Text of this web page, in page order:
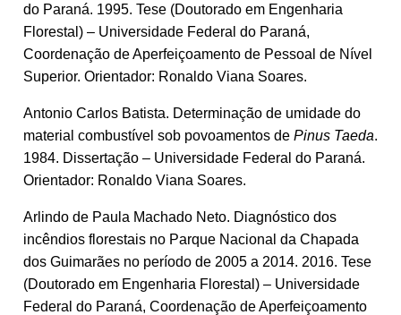
do Paraná. 1995. Tese (Doutorado em Engenharia
Florestal) – Universidade Federal do Paraná,
Coordenação de Aperfeiçoamento de Pessoal de Nível
Superior. Orientador: Ronaldo Viana Soares.
Antonio Carlos Batista. Determinação de umidade do
material combustível sob povoamentos de Pinus Taeda.
1984. Dissertação – Universidade Federal do Paraná.
Orientador: Ronaldo Viana Soares.
Arlindo de Paula Machado Neto. Diagnóstico dos
incêndios florestais no Parque Nacional da Chapada
dos Guimarães no período de 2005 a 2014. 2016. Tese
(Doutorado em Engenharia Florestal) – Universidade
Federal do Paraná, Coordenação de Aperfeiçoamento